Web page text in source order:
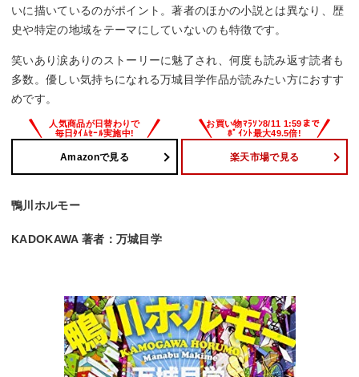
いに描いているのがポイント。著者のほかの小説とは異なり、歴
史や特定の地域をテーマにしていないのも特徴です。
笑いあり涙ありのストーリーに魅了され、何度も読み返す読者も
多数。優しい気持ちになれる万城目学作品が読みたい方におすす
めです。
Amazonで見る 楽天市場で見る
鴨川ホルモー
KADOKAWA 著者：万城目学